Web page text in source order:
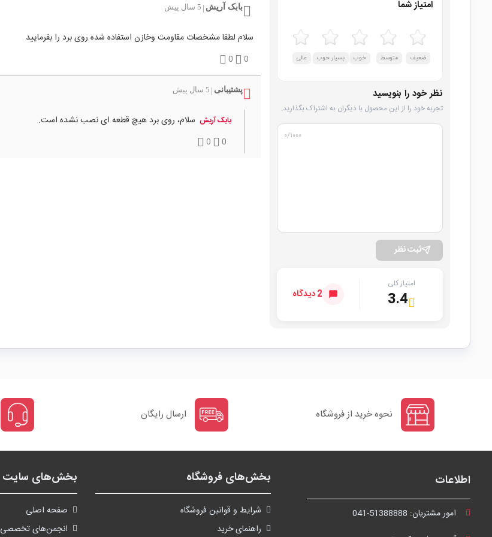
امتیاز شما
ضعیف متوسط خوب بسیار خوب عالی
نظر خود را بنویسید
تجربه خود را از این محصول با دیگران به اشتراک بگذارید.
۰/۱۰۰۰
ثبت نظر
امتیاز کلی
3.4 2 دیدگاه
بابک آریش 5 سال پیش
سلام لطفا مشخصات مقاومت وخازن استفاده شده روی برد را بفرمایید
0
0
پشتیبانی 5 سال پیش
بابک آریش سلام، روی برد هیچ قطعه ای نصب نشده است.
0
0
نحوه خرید از فروشگاه ارسال رایگان
اطلاعات
امور مشتریان: 041-51388888
بخش‌های فروشگاه
شرايط و قوانین فروشگاه
راهنمای خرید
بخش‌های سایت
صفحه اصلی
انجمن‌های تخصصی ECA